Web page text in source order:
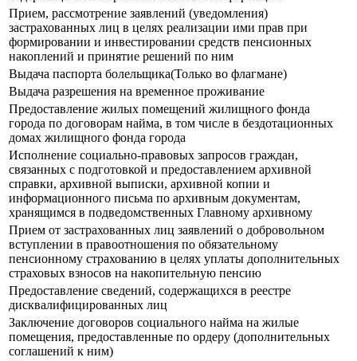
Прием, рассмотрение заявлений (уведомления)
застрахованных лиц в целях реализации ими прав при
формировании и инвестировании средств пенсионных
накоплений и принятие решений по ним
Выдача паспорта болельщика(Только во флагмане)
Выдача разрешения на временное проживание
Предоставление жилых помещений жилищного фонда
города по договорам найма, в том числе в бездотационных
домах жилищного фонда города
Исполнение социально-правовых запросов граждан,
связанных с подготовкой и предоставлением архивной
справки, архивной выписки, архивной копии и
информационного письма по архивным документам,
хранящимся в подведомственных Главному архивному
Прием от застрахованных лиц заявлений о добровольном
вступлении в правоотношения по обязательному
пенсионному страхованию в целях уплаты дополнительных
страховых взносов на накопительную пенсию
Предоставление сведений, содержащихся в реестре
дисквалифицированных лиц
Заключение договоров социального найма на жилые
помещения, предоставленные по ордеру (дополнительных
соглашений к ним)